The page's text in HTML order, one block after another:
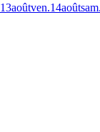
13aoûtven.14août